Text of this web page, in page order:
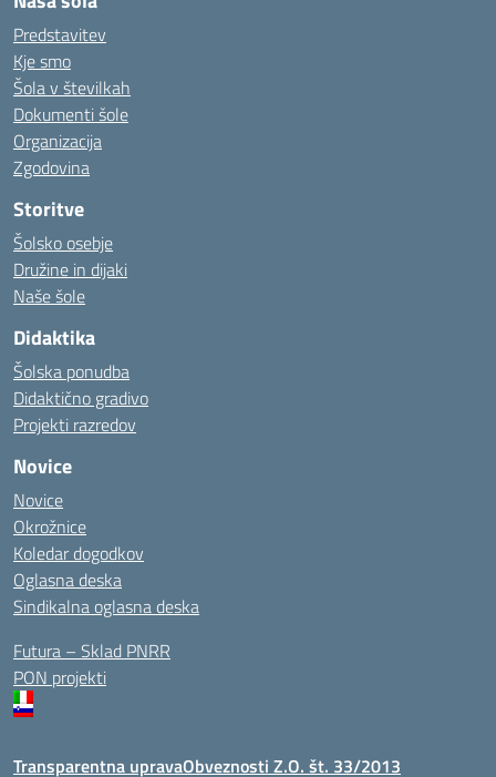
Predstavitev
Kje smo
Šola v številkah
Dokumenti šole
Organizacija
Zgodovina
Storitve
Šolsko osebje
Družine in dijaki
Naše šole
Didaktika
Šolska ponudba
Didaktično gradivo
Projekti razredov
Novice
Novice
Okrožnice
Koledar dogodkov
Oglasna deska
Sindikalna oglasna deska
Futura – Sklad PNRR
PON projekti
Transparentna upravaObveznosti Z.O. št. 33/2013